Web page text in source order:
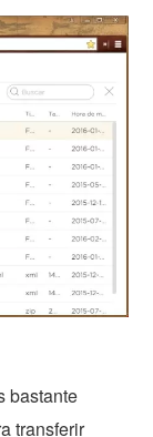
bastante
transferir